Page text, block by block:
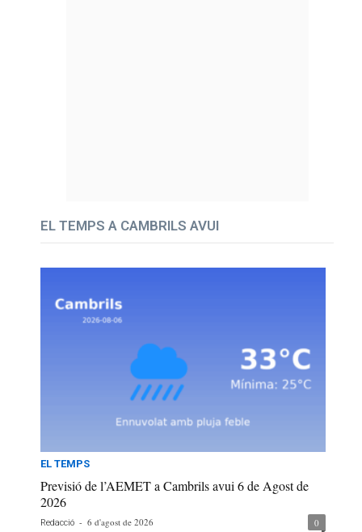
EL TEMPS A CAMBRILS AVUI
EL TEMPS
Previsió de l’AEMET a Cambrils avui 6 de Agost de
2026
Redacció - 6 d'agost de 2026 0